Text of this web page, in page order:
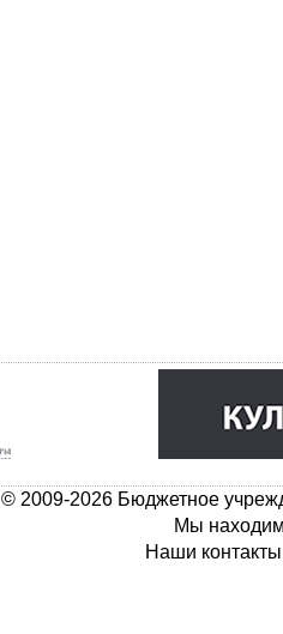
© 2009-2026 Бюджетное
Мы
Наши